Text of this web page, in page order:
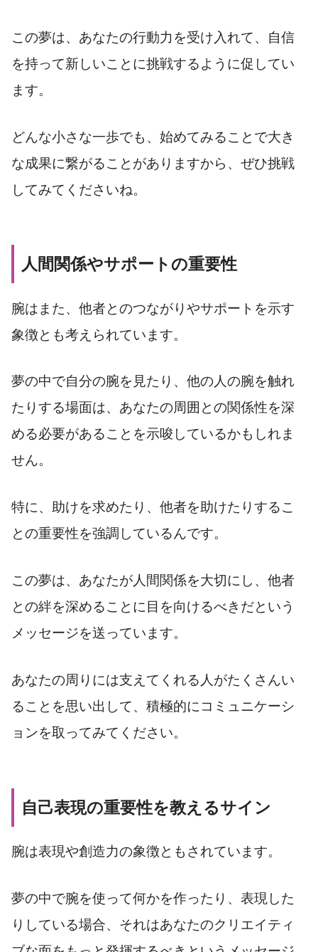
この夢は、あなたの行動力を受け入れて、自信
を持って新しいことに挑戦するように促してい
ます。
どんな小さな一歩でも、始めてみることで大き
な成果に繋がることがありますから、ぜひ挑戦
してみてくださいね。
人間関係やサポートの重要性
腕はまた、他者とのつながりやサポートを示す
象徴とも考えられています。
夢の中で自分の腕を見たり、他の人の腕を触れ
たりする場面は、あなたの周囲との関係性を深
める必要があることを示唆しているかもしれま
せん。
特に、助けを求めたり、他者を助けたりするこ
との重要性を強調しているんです。
この夢は、あなたが人間関係を大切にし、他者
との絆を深めることに目を向けるべきだという
メッセージを送っています。
あなたの周りには支えてくれる人がたくさんい
ることを思い出して、積極的にコミュニケーシ
ョンを取ってみてください。
自己表現の重要性を教えるサイン
腕は表現や創造力の象徴ともされています。
夢の中で腕を使って何かを作ったり、表現した
りしている場合、それはあなたのクリエイティ